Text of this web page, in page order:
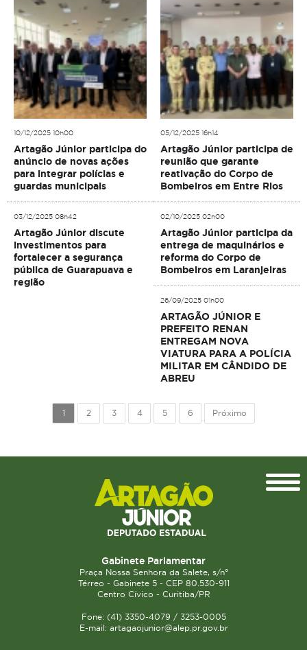
10/12/2025 10h00
Artagão Júnior participa do
anúncio de novas ações
para integrar polícias e
guardas municipais
05/12/2025 16h14
Artagão Júnior participa de
reunião que garante
reativação do Corpo de
Bombeiros em Entre Rios
03/12/2025 08h42
Artagão Júnior discute
investimentos para
fortalecer a segurança
pública de Guarapuava e
região
02/10/2025 02h00
Artagão Júnior participa da
entrega de maquinários e
reforma do Corpo de
Bombeiros em Laranjeiras
26/09/2025 01h00
ARTAGÃO JÚNIOR E
PREFEITO RENAN
ENTREGAM NOVA
VIATURA PARA A POLÍCIA
MILITAR EM CÂNDIDO DE
ABREU
1 2 3 4 5 6 Próximo
Gabinete Parlamentar
Praça Nossa Senhora da Salete, s/n°
Térreo - Gabinete 5 - CEP 80.530-911
Centro Cívico - Curitiba/PR
Fone: (41) 3350-4079 / 3253-0005
E-mail: artagaojunior@alep.pr.gov.br